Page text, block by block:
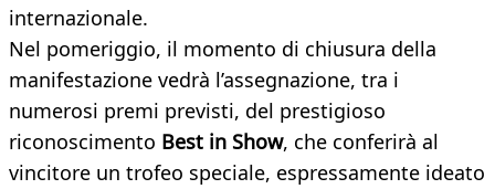
internazionale.
Nel pomeriggio, il momento di chiusura della
manifestazione vedrà l’assegnazione, tra i
numerosi premi previsti, del prestigioso
riconoscimento Best in Show, che conferirà al
vincitore un trofeo speciale, espressamente ideato